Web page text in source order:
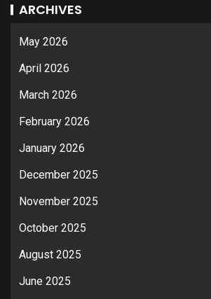
ARCHIVES
May 2026
April 2026
March 2026
February 2026
January 2026
December 2025
November 2025
October 2025
August 2025
June 2025